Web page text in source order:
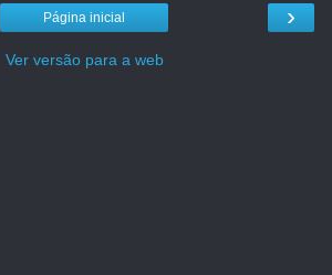
›
Página inicial
Ver versão para a web